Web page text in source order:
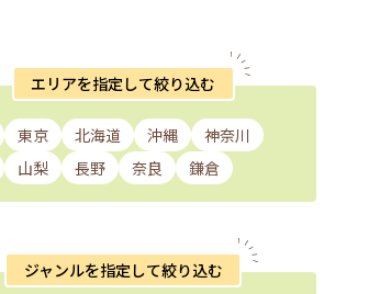
エリアを指定して絞り込む
東京 北海道 沖縄
神奈川
山梨 長野 奈良 鎌倉
ジャンルを指定して絞り込む